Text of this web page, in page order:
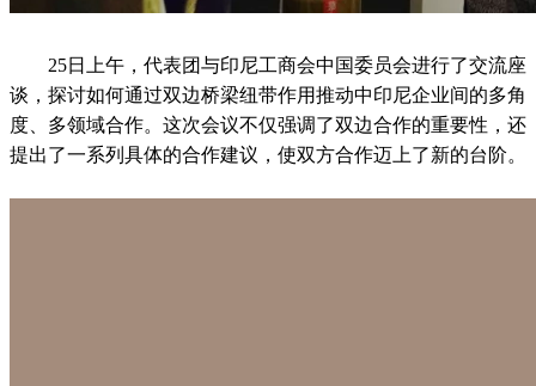
25日上午，代表团与印尼工商会中国委员会进行了交流座
谈，探讨如何通过双边桥梁纽带作用推动中印尼企业间的多角
度、多领域合作。这次会议不仅强调了双边合作的重要性，还
提出了一系列具体的合作建议，使双方合作迈上了新的台阶。